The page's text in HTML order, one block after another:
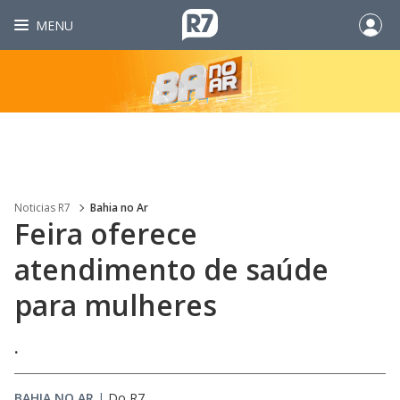
MENU
Noticias R7 Bahia no Ar
Feira oferece
atendimento de saúde
para mulheres
.